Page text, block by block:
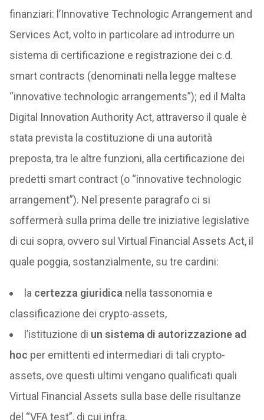
finanziari: l’Innovative Technologic Arrangement and
Services Act, volto in particolare ad introdurre un
sistema di certificazione e registrazione dei c.d.
smart contracts (denominati nella legge maltese
“innovative technologic arrangements”); ed il Malta
Digital Innovation Authority Act, attraverso il quale è
stata prevista la costituzione di una autorità
preposta, tra le altre funzioni, alla certificazione dei
predetti smart contract (o “innovative technologic
arrangement”). Nel presente paragrafo ci si
soffermerà sulla prima delle tre iniziative legislative
di cui sopra, ovvero sul Virtual Financial Assets Act, il
quale poggia, sostanzialmente, su tre cardini:
la certezza giuridica nella tassonomia e
classificazione dei crypto-assets,
l’istituzione di un sistema di autorizzazione ad
hoc per emittenti ed intermediari di tali crypto-
assets, ove questi ultimi vengano qualificati quali
Virtual Financial Assets sulla base delle risultanze
del “VFA test”, di cui infra,